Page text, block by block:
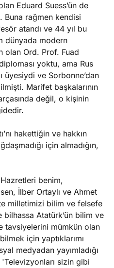
Eduard Suess’ün de
Buna rağmen kendisi
atandı ve 44 yıl bu
dünyada modern
olan Ord. Prof. Fuad
yoktu, ama Rus
üyesiydi ve Sorbonne’dan
Marifet başkalarının
değil, o kişinin
hakettiğin ve hakkın
için almadığın,
benim,
İlber Ortaylı ve Ahmet
milletimizi bilim ve felsefe
bilhassa Atatürk’ün bilim ve
tavsiyelerini mümkün olan
için yaptıklarımı
medyadan yayımladığı
sizin gibi